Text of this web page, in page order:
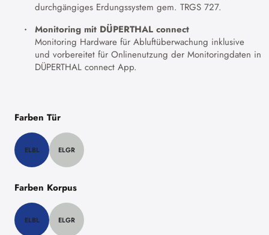
durchgängiges Erdungssystem gem. TRGS 727.
Monitoring mit DÜPERTHAL connect
Monitoring Hardware für Abluftüberwachung inklusive
und vorbereitet für Onlinenutzung der Monitoringdaten in
DÜPERTHAL connect App.
Farben Tür
ELBL ELGR
Farben Korpus
ELBL ELGR